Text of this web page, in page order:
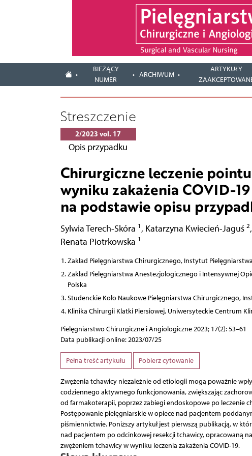
BIEŻĄCY
NUMER
ARCHIWUM
ARTYKUŁY
Streszczenie
2/2023 vol. 17
Opis przypadku
Chirurgiczne leczenie
wyniku zakażenia COVID-
na podstawie opisu
Sylwia Terech-Skóra 1 , Katarzyna Kwiecień-Jaguś 2,
Renata Piotrkowska 1
Zakład Pielęgniarstwa Chirurgicznego, Instytut
Zakład Pielęgniarstwa Anestezjologicznego i Intensywnej
Polska
Studenckie Koło Naukowe Pielęgniarstwa Chirurgicznego,
Klinika Chirurgii Klatki Piersiowej, Uniwersyteckie Centrum
Pielęgniarstwo Chirurgiczne i Angiologiczne 2023; 17(2): 53–61
Data publikacji online: 2023/07/25
Pełna treść artykułu Pobierz cytowanie
Zwężenia tchawicy niezależnie od etiologii mogą poważnie
codziennego aktywnego funkcjonowania, zwiększając
od farmakoterapii, poprzez zabiegi endoskopowe po leczenie
Postępowanie pielęgniarskie w opiece nad pacjentem
piśmiennictwie. Poniższy artykuł jest pierwszą publikacją, w
nad pacjentem po odcinkowej resekcji tchawicy, opracowaną
zwężeniem tchawicy w wyniku leczenia zakażenia COVID-19.